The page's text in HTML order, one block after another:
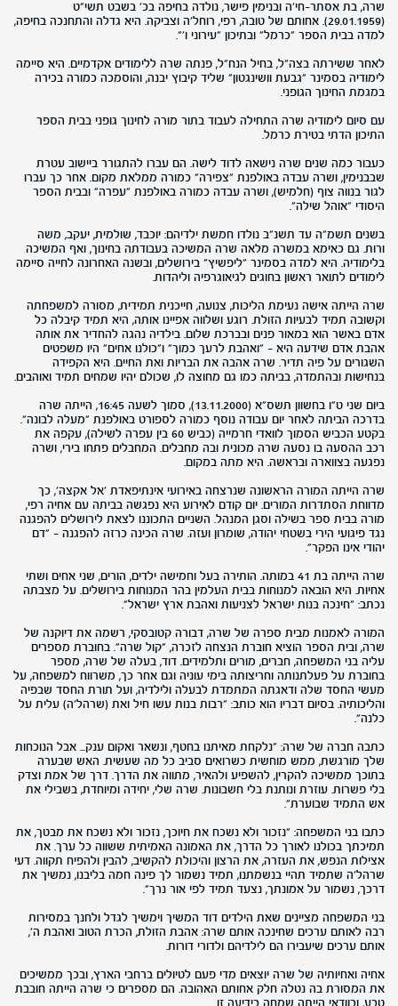
שרה, בת אסתר-חי'ה ובנימין פישר, נולדה בחיפה בכ' בשבט תשי"ט
(29.01.1959). אחותם של טובה, רפי, רוחל'ה וצביקה. היא גדלה והתחנכה בחיפה,
למדה בבית הספר "כרמל" ובתיכון "עירוני ו'".
לאחר ששירתה בצה"ל, בחיל הנח"ל, פנתה שרה ללימודים אקדמיים. היא סיימה
לימודיה בסמינר "גבעת וושינגטון" שליד קיבוץ יבנה, והוסמכה כמורה בכירה
במגמת החינוך הגופני.
עם סיום לימודיה שרה התחילה לעבוד בתור מורה לחינוך גופני בבית הספר
התיכון הדתי בטירת כרמל.
כעבור כמה שנים שרה נישאה לדוד לישה. הם עברו להתגורר ביישוב עטרת
שבבנימין, ושרה עבדה באולפנת "צפירה" כמורה ממלאת מקום. אחר כך עברו
לגור בנווה צוף (חלמיש), ושרה עבדה כמורה באולפנת "עפרה" ובבית הספר
היסודי "אוהל שילה".
בשנים תשמ"ה עד תשנ"ב נולדו חמשת ילדיהם: יוכבד, שולמית, יעקב, משה
ורות. גם כאימא במשרה מלאה שרה המשיכה בעבודתה בחינוך, ואף המשיכה
בלימודיה. היא למדה בסמינר "ליפשיץ" בירושלים, ובשנה האחרונה לחייה סיימה
לימודים לתואר ראשון בחוגים לגיאוגרפיה וליהדות.
שרה הייתה אישה נעימת הליכות, צנועה, חייכנית תמידית, מסורה למשפחתה
וקשובה תמיד לבעיות הזולת. רוגע ושלווה אפיינו אותה, היא תמיד קיבלה כל
אדם באשר הוא במאור פנים ובברכת שלום. בילדיה נהגה להחדיר את אותה
אהבת אדם שידעה היא – "ואהבת לרעך כמוך" ו"כולנו אחים" היו משפטים
השגורים על פיה תדיר. שרה אהבה את הבריות ואת החיים. היא הקפידה
בנחישות ובהתמדה, בביתה כמו גם מחוצה לו, שכולם יהיו שמחים תמיד ואוהבים.
ביום שני ט"ו בחשוון תשס"א (13.11.2000), סמוך לשעה 16:45, הייתה שרה
בדרכה הביתה לאחר יום עבודה נוסף כמורה לספורט באולפנת "מעלה לבונה".
בקטע הכביש הסמוך לוואדי חרמייה (כביש 60 בין עפרה לשילה), עקפה את
רכב ההסעה בו נסעה שרה מכונית ובה מחבלים. המחבלים פתחו בירי, ושרה
נפגעה בצווארה ובראשה. היא מתה במקום.
שרה הייתה המורה הראשונה שנרצחה באירועי אינתיפאדת 'אל אקצה', כך
מדווחת הסתדרות המורים. יום קודם לאירוע היא נפגשה בביתה עם אחיה רפי,
מורה בבית ספר בשילה וסגן המנהל. השניים התכוננו לצאת לירושלים להפגנה
נגד פיגועי הירי בשטחי יהודה, שומרון ועזה. שרה הכינה כרזה להפגנה – "דם
יהודי אינו הפקר".
שרה הייתה בת 41 במותה. הותירה בעל וחמישה ילדים, הורים, שני אחים ושתי
אחיות. היא הובאה למנוחות בבית העלמין בהר המנוחות בירושלים. על מצבתה
נכתב: "חינכה בנות ישראל לצניעות ואהבת ארץ ישראל".
המורה לאמנות מבית ספרה של שרה, דבורה קטובסקי, רשמה את דיוקנה של
שרה, ובית הספר הוציא חוברת הנצחה לזכרה, "קול שרה". בחוברת מספרים
עליה בני המשפחה, חברים, מורים ותלמידים. דוד, בעלה של שרה, מספר
בחוברת על פעלתנותה וחריצותה בימי עוניה וגם אחר כך, משרווח למשפחה, על
מעשי החסד שלה ודאגתה המתמדת לבעלה ולילדיה, ועל תורת החסד שבפיה
והליכותיה. בסיום דבריו הוא כותב: "רבות בנות עשו חיל ואת (שרהל'ה) עלית על
כלנה".
כתבה חברה של שרה: "נלקחת מאיתנו בחטף, ונשאר ואקום ענק... אבל הנוכחות
שלך מורגשת, ממש מוחשית כשרואים סביב כל מה שעשית. האש שבערה
בתוכך ממשיכה להקרין, להשפיע ולהאיר, מתווה את הדרך. דרך של אמת וצדק
בלי פשרות. עוזרת ונותנת בלי חשבונות. שרה שלי, יחידה ומיוחדת, בשבילי את
אש התמיד שבוערת".
כתבו בני המשפחה: "נזכור ולא נשכח את חיוכך, נזכור ולא נשכח את מבטך, את
תמיכתך בכולנו לאורך כל הדרך, את האמונה האמיתית ששווה כל ערך. את
אצילות הנפש, את העזרה, את הרצון והיכולת להקשיב, להבין ולהפיח תקווה. דעי
שרהל'ה שתמיד תהיי בנשמתנו, תמיד נשמור לך פינה חמה בליבנו, נמשיך את
דרכך, נשמור על אמונתך, נצעד תמיד לפי אור נרך".
בני המשפחה מציינים שאת הילדים דוד המשיך וימשיך לגדל ולחנך במסירות
רבה לאותם ערכים שחינכה אותם שרה: אהבת הזולת, הכרת הטוב ואהבת ה',
אותם ערכים שיעבירו הם לילדיהם ולדורי דורות.
אחיה ואחיותיה של שרה יוצאים מדי פעם לטיולים ברחבי הארץ, ובכך ממשיכים
את המסורת בה נטלה חלק אחותם האהובה. הם מספרים כי שרה הייתה חובבת
טבע, ובוודאי הייתה שמחה בידיעה זו.